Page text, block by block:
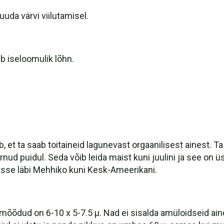
värvi viilutamisel.
iseloomulik lõhn.
et ta saab toitaineid lagunevast orgaanilisest ainest.
puidul. Seda võib leida maist kuni juulini ja see on
läbi Mehhiko kuni Kesk-Ameerikani.
on 6-10 x 5-7.5 µ. Nad ei sisalda amüloidseid